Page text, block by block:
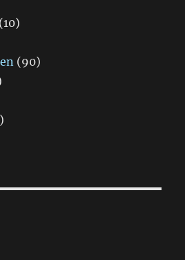
(10)
(90)